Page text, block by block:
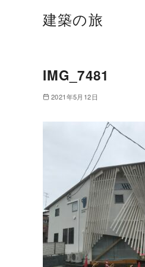
建築の旅
IMG_7481
2021年5月12日